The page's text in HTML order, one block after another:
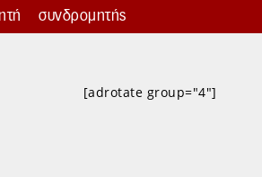
συνδρομητής
[adrotate group="4"]